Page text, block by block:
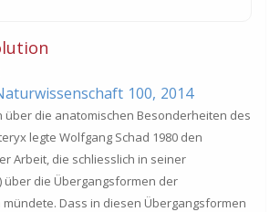
100, 2014
über die anatomischen Besonderheiten des
legte Wolfgang Schad 1980 den
Arbeit, die schliesslich in seiner
über die Übergangsformen der
Dass in diesen Übergangsformen